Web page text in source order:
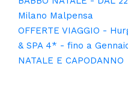
Milano Malpensa
OFFERTE VIAGGIO -
& SPA 4* - fino a
NATALE E CAPODANNO